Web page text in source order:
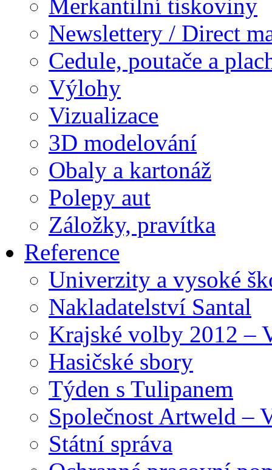
Merkantilní tiskoviny
Newslettery / Direct
Cedule, poutače a
Výlohy
Vizualizace
3D modelování
Obaly a kartonáž
Polepy aut
Záložky, pravítka
Reference
Univerzity a vysoké
Nakladatelství Santal
Krajské volby 2012 –
Hasičské sbory
Týden s Tulipanem
Společnost Artweld –
Státní správa